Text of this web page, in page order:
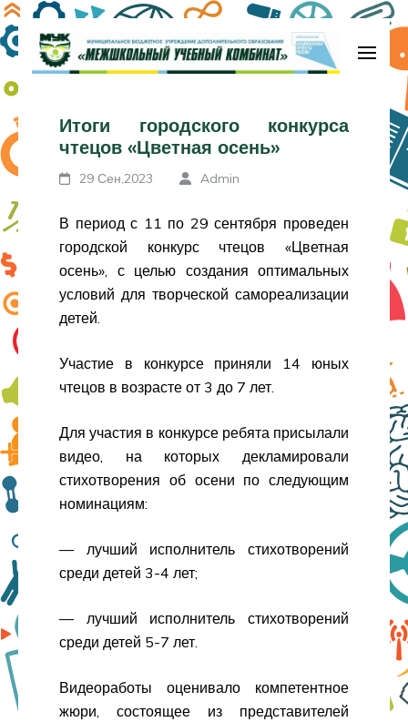
Перейти
к
содержимому
Enter)комбинат»
Итоги городского конкурса
чтецов «Цветная осень»
29 Сен,2023 Admin
В период с 11 по 29 сентября проведен
городской конкурс чтецов «Цветная
осень», с целью создания оптимальных
условий для творческой самореализации
детей.
Участие в конкурсе приняли 14 юных
чтецов в возрасте от 3 до 7 лет.
Для участия в конкурсе ребята присылали
видео, на которых декламировали
стихотворения об осени по следующим
номинациям:
— лучший исполнитель стихотворений
среди детей 3-4 лет;
— лучший исполнитель стихотворений
среди детей 5-7 лет.
Видеоработы оценивало компетентное
жюри, состоящее из представителей